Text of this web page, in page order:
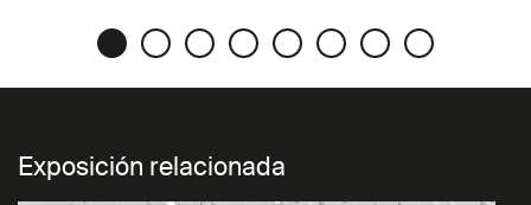
Exposición relacionada